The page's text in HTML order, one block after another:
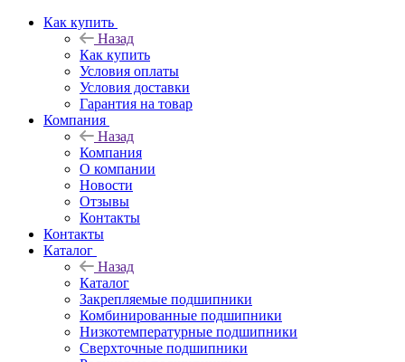
Как купить
Назад
Как купить
Условия оплаты
Условия доставки
Гарантия на товар
Компания
Назад
Компания
О компании
Новости
Отзывы
Контакты
Контакты
Каталог
Назад
Каталог
Закрепляемые подшипники
Комбинированные подшипники
Низкотемпературные подшипники
Сверхточные подшипники